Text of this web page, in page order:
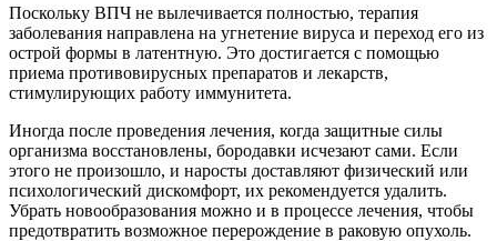
Поскольку ВПЧ не вылечивается полностью, терапия
заболевания направлена на угнетение вируса и переход его из
острой формы в латентную. Это достигается с помощью
приема противовирусных препаратов и лекарств,
стимулирующих работу иммунитета.
Иногда после проведения лечения, когда защитные силы
организма восстановлены, бородавки исчезают сами. Если
этого не произошло, и наросты доставляют физический или
психологический дискомфорт, их рекомендуется удалить.
Убрать новообразования можно и в процессе лечения, чтобы
предотвратить возможное перерождение в раковую опухоль.